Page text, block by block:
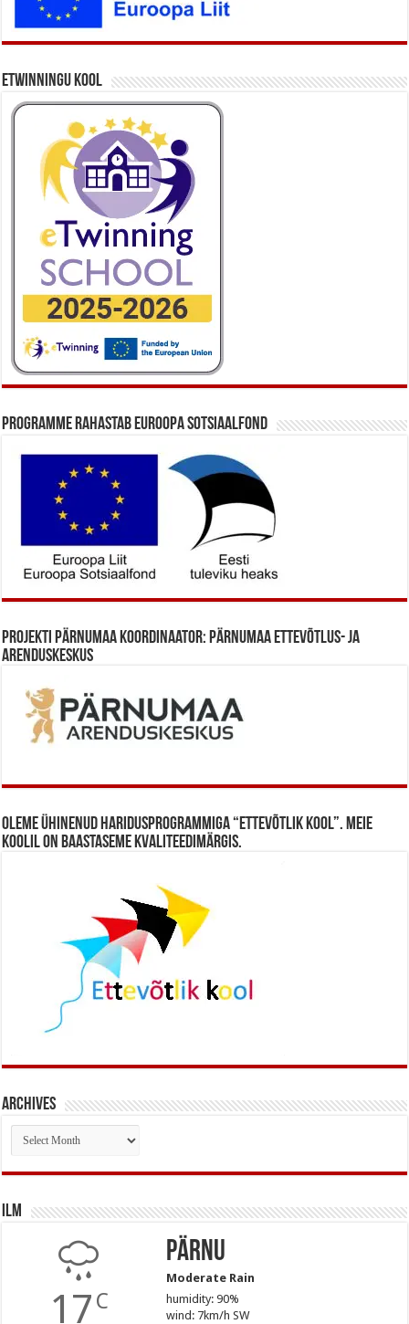
eTwinningu kool
Programme rahastab Euroopa Sotsiaalfond
Projekti Pärnumaa koordinaator: Pärnumaa Ettevõtlus- ja
Arenduskeskus
Oleme ühinenud haridusprogrammiga “Ettevõtlik Kool”. Meie
koolil on baastaseme kvaliteedimärgis.
Archives
Archives
Ilm
17 C
Pärnu
Moderate Rain
humidity: 90%
wind: 7km/h SW